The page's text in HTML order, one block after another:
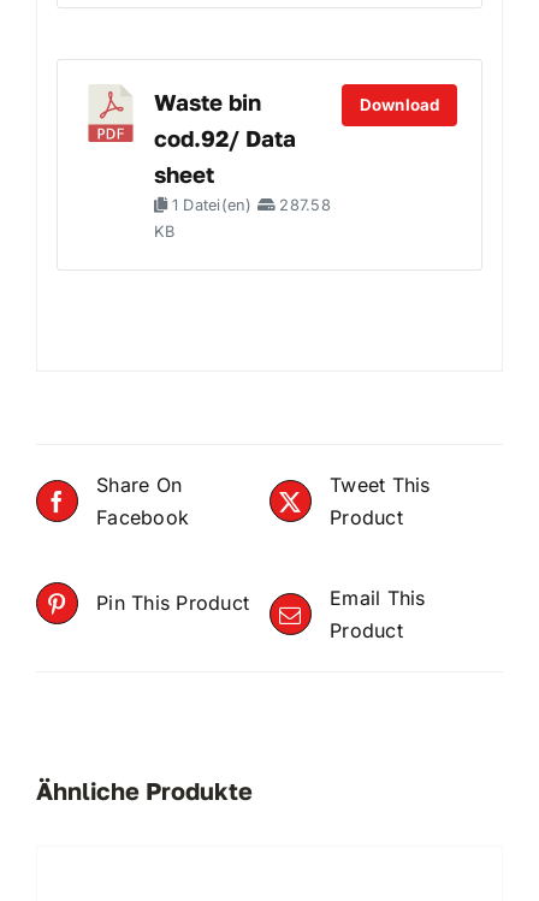
Waste bin
cod.92/ Data
sheet
1 Datei(en)
287.58
KB
Download
Share On
Facebook
Tweet This
Product
Pin This Product
Email This
Product
Ähnliche Produkte